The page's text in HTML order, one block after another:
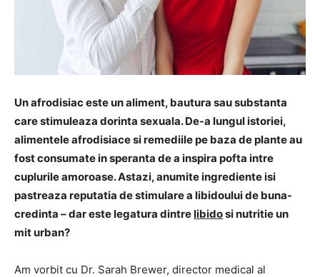
Un afrodisiac este un aliment, bautura sau substanta
care stimuleaza dorinta sexuala. De-a lungul istoriei,
alimentele afrodisiace si remediile pe baza de plante au
fost consumate in speranta de a inspira pofta intre
cuplurile amoroase. Astazi, anumite ingrediente isi
pastreaza reputatia de stimulare a libidoului de buna-
credinta – dar este legatura dintrelibidosi nutritie un
mit urban?
Am vorbit cu Dr. Sarah Brewer, director medical al